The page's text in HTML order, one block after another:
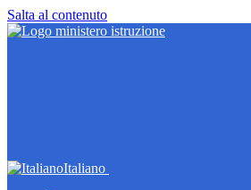
Salta al contenuto
Italiano